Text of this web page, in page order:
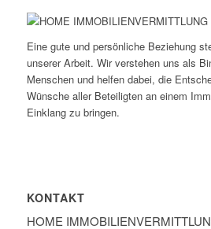
Eine gute und persönliche Beziehung
unserer Arbeit. Wir verstehen uns als
Menschen und helfen dabei, die
Wünsche aller Beteiligten an einem
Einklang zu bringen.
KONTAKT
HOME